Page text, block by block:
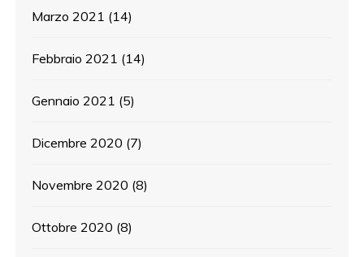
Marzo 2021 (14)
Febbraio 2021 (14)
Gennaio 2021 (5)
Dicembre 2020 (7)
Novembre 2020 (8)
Ottobre 2020 (8)